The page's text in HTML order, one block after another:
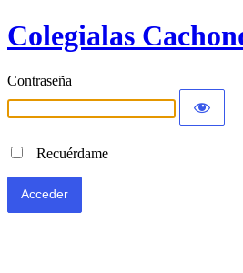
Colegialas
Contraseña
Recuérdame